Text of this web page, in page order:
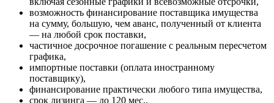
возможность финансирование поставщика имущества
на сумму, большую, чем аванс, полученный от клиента
— на любой срок поставки,
частичное досрочное погашение с реальным пересчетом
графика,
импортные поставки (оплата иностранному
поставщику),
финансирование практически любого типа имущества,
срок лизинга — до 120 мес.,